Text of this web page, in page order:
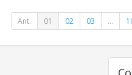
Ant. 01 02 03 ...